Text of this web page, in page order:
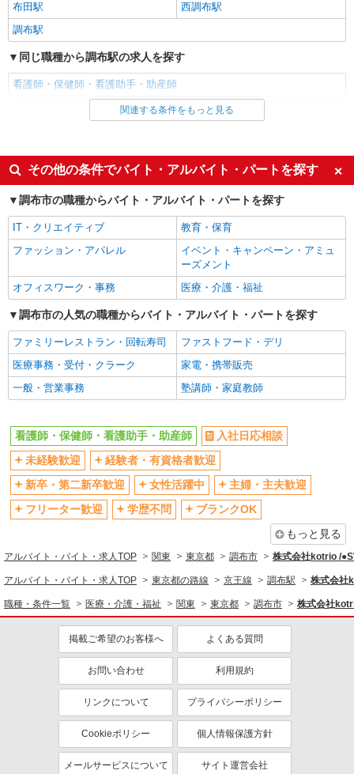
布田駅
西調布駅
調布駅
同じ職種から調布駅の求人を探す
看護師・保健師・看護助手・助産師
同じ雇用形態から調布駅の求人を探す
同じ特徴から調布駅の求人を探す
入社日応相談
未経験歓迎
経験者・有資格者歓迎
新卒・第二新卒歓迎
女性活躍中
主婦・主夫歓迎
学歴不問
ブランクOK
ミドル（40代～）活躍中
エルダー（50代～）活躍中
シニア（60代～）活躍中
高収入・高額
ボーナス・賞与あり
昇給あり
完全週休2日制
フルタイム歓迎
禁煙・分煙
駅直結・駅チカ
車通勤OK
残業少なめ（月20h未満）
交通費支給
社会保険あり
産休・育休取得実績あり
退職金・財形貯蓄制度あり
各種手当（家族・役職・インセン
ティブなど）あり
資格取得支援制度あり
同じ職種から求人を探す
医療・介護・福祉
看護師・保健師・看護助手・助産師
同じ特徴から求人を探す
未経験歓迎
ミドル（40代～）活躍中
ボーナス・賞与あり
車通勤OK
社会保険あり
産休・育休取得実績あり
関連する条件をもっと見る
その他の条件でバイト・アルバイト・パートを探す
調布市の職種からバイト・アルバイト・パートを探す
IT・クリエイティブ
教育・保育
ファッション・アパレル
イベント・キャンペーン・アミュ
ーズメント
オフィスワーク・事務
医療・介護・福祉
調布市の人気の職種からバイト・アルバイト・パートを探す
ファミリーレストラン・回転寿司
ファストフード・デリ
医療事務・受付・クラーク
家電・携帯販売
一般・営業事務
塾講師・家庭教師
看護師・保健師・看護助手・助産師
入社日応相談
未経験歓迎
経験者・有資格者歓迎
新卒・第二新卒歓迎
女性活躍中
主婦・主夫歓迎
フリーター歓迎
学歴不問
ブランクOK
もっと見る
アルバイト・バイト・求人TOP 関東 東京都 調布市 株式会社kotrio /
アルバイト・バイト・求人TOP 東京都の路線 京王線 調布駅 株式会社
職種・条件一覧 医療・介護・福祉 関東 東京都 調布市 株式会社
掲載ご希望のお客様へ よくある質問
お問い合わせ 利用規約
リンクについて プライバシーポリシー
Cookieポリシー 個人情報保護方針
メールサービスについて サイト運営会社